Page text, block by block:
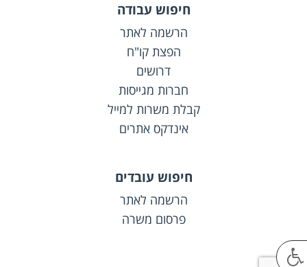
חיפוש עבודה
הרשמה לאתר
הפצת קו"ח
דרושים
חברות מגייסות
קבלת משרות למייל
אינדקס אתרים
חיפוש עובדים
הרשמה לאתר
פרסום משרה